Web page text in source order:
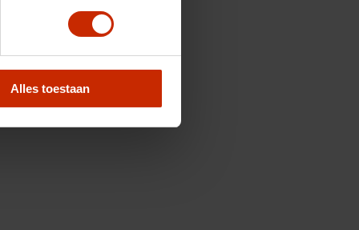
Alles toestaan